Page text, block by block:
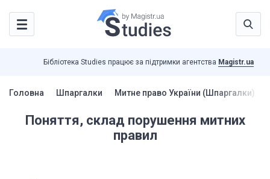
Бібліотека Studies працює за підтримки агентства Magistr.ua
Головна Шпаргалки Митне право України (Шпаргалки)
Поняття, склад порушення митних
правил